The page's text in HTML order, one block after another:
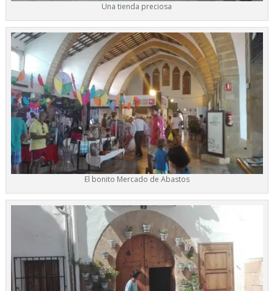
Una tienda preciosa
El bonito Mercado de Abastos